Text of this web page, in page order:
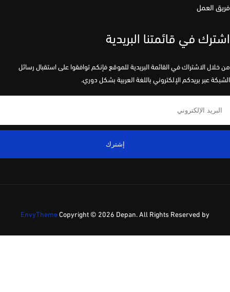
العمل
في قائمتنا البريدية
الاشتراك في القائمة البريدية للموقع فإنكم توافقوا على استقبال رسائل
عبر بريدكم الإلكتروني باللغة العربية بشكل دوري.
إشترك
Copyright ©2026 Depan. All Rights Reserved by
EnvyTheme